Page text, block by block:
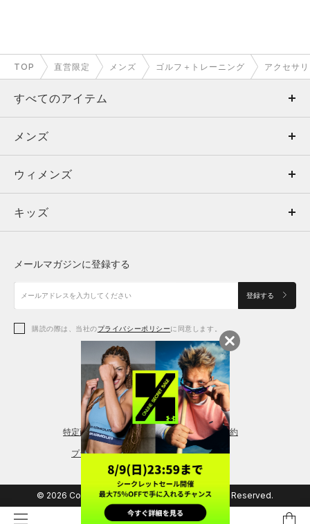
TOP 直営限定 メンズ ゴルフ＋トレーニング アクセサ
すべてのアイテム
メンズ
ウィメンズ
キッズ
アクセサリー
メンズ
トップス
ボトムス
アクセサリー
ウィメンズ
トップス
シューズ
アクセサリー
レギンス＆タイツ
キッズ
シューズ
メールマガジンに登録する
登録する
購読の際は、当社のプライバシーポリシーに同意します。
特定商取引法に基づく通販の表記 会員規約
プライバシーポリシー
© 2026 Copyright DOME Corporation. All Rights Reserved.